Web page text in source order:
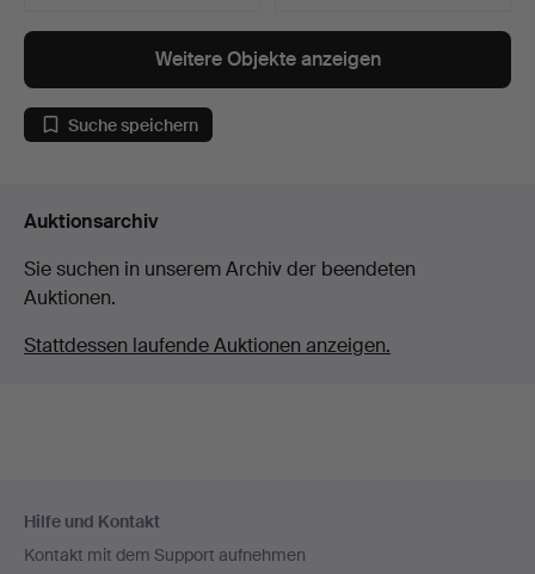
Weitere Objekte anzeigen
Suche speichern
Auktionsarchiv
Sie suchen in unserem Archiv der beendeten
Auktionen.
Stattdessen laufende Auktionen anzeigen.
Navigation
Hilfe und Kontakt
Kontakt mit dem Support aufnehmen